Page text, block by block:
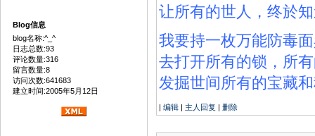
Blog信息
blog名称:^_^
日志总数:93
评论数量:316
留言数量:8
访问次数:641683
建立时间:2005年5月12日
让所有的世人，终於
我要持一枚万能防毒
去打开所有的锁，所
发掘世间所有的宝藏
| 编辑 | 主人回复 | 删除